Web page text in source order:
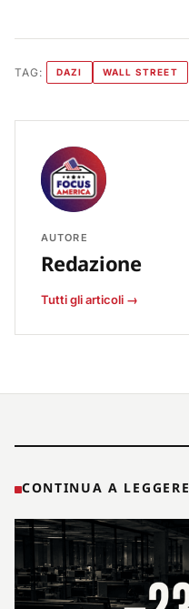
TAG: DAZI WALL STREET
AUTORE
Redazione
Tutti gli articoli →
CONTINUA A LEGGERE